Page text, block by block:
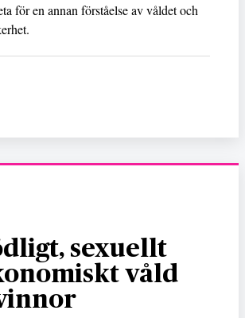
för en annan förståelse av våldet och
sexuellt
våld